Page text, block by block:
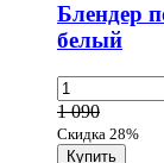
Блендер
белый
1 090
Скидка 28%